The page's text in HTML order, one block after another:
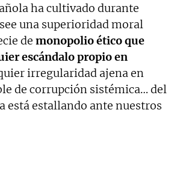
ha cultivado durante
una superioridad moral
de monopolio ético que
escándalo propio en
irregularidad ajena en
de corrupción sistémica… del
está estallando ante nuestros